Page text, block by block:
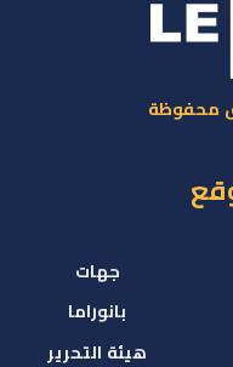
جهات
بانوراما
هيئة التحرير